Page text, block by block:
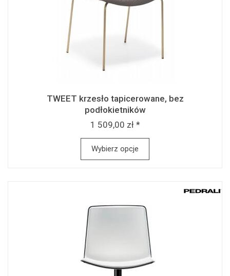
TWEET krzesło tapicerowane, bez
podłokietników
1 509,00 zł *
Wybierz opcje